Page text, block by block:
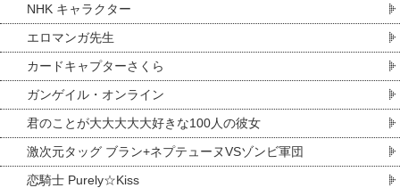
NHK キャラクター
エロマンガ先生
カードキャプターさくら
ガンゲイル・オンライン
君のことが大大大大大好きな100人の彼女
激次元タッグ ブラン+ネプテューヌVSゾンビ軍団
恋騎士 Purely☆Kiss